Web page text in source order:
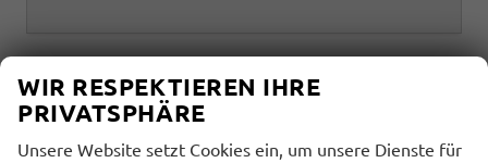
WIR RESPEKTIEREN IHRE
PRIVATSPHÄRE
Unsere Website setzt Cookies ein, um unsere Dienste für